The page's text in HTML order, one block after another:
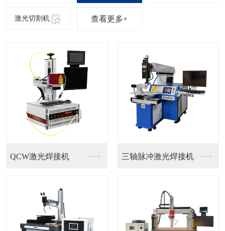
查看更多+
光纤激光喷码 二氧化碳激光喷码机